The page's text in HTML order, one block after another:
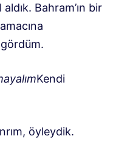
Bahram’ın bir
gördüm.
Kendi
öyleydik.